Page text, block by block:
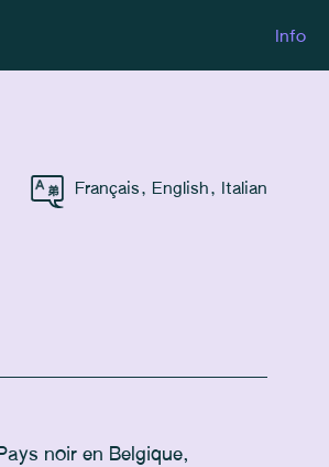
Info
Français , English , Italian
noir en Belgique,